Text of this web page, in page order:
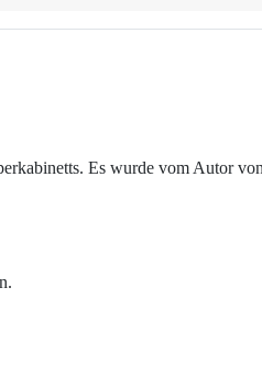
Es wurde vom Autor